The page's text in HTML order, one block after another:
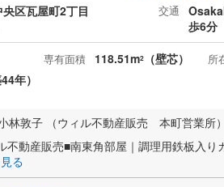
区瓦屋町2丁目 交通
歩6分
専有面積 118.51m2 （壁芯） 所
年）
林敦子 （ウィル不動産販売 本町営業所）
不動産販売■南東角部屋｜調理用鉄板入り
る